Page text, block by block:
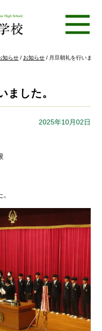
知らせ / お知らせ / 月旦朝礼を行いま
ました。
2025年10月02日